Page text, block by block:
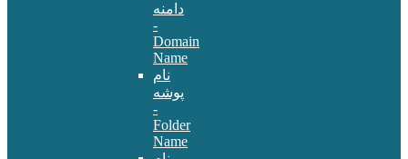
دامنه
-
Domain
Name
نام
پوشه
-
Folder
Name